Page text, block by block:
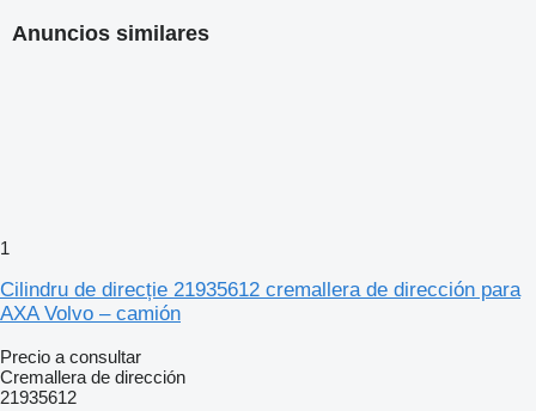
Anuncios similares
1
Cilindru de direcție 21935612 cremallera de dirección para
AXA Volvo – camión
Precio a consultar
Cremallera de dirección
21935612